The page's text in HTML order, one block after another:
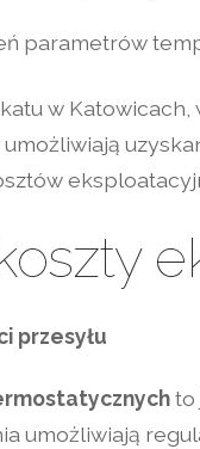
parametrów
w
przesyłu
to
umożliwiają